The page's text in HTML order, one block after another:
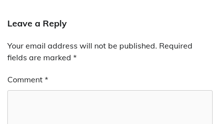
Leave a Reply
Your email address will not be published. Required
fields are marked *
Comment *